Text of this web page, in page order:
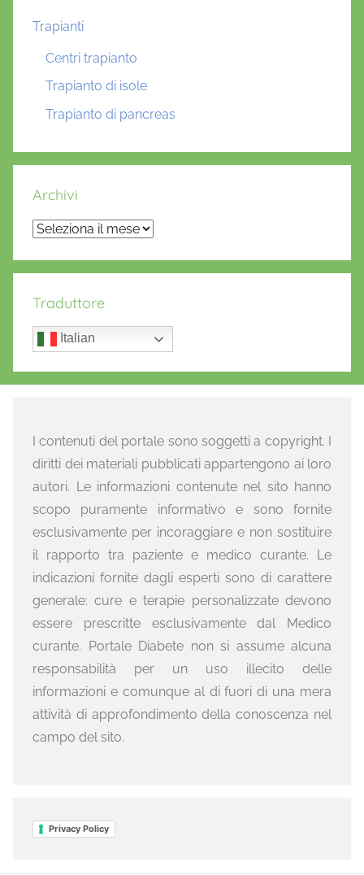
Trapianti
Centri trapianto
Trapianto di isole
Trapianto di pancreas
Archivi
Archivi
Traduttore
Italian
I contenuti del portale sono soggetti a copyright. I
diritti dei materiali pubblicati appartengono ai loro
autori. Le informazioni contenute nel sito hanno
scopo puramente informativo e sono fornite
esclusivamente per incoraggiare e non sostituire
il rapporto tra paziente e medico curante. Le
indicazioni fornite dagli esperti sono di carattere
generale: cure e terapie personalizzate devono
essere prescritte esclusivamente dal Medico
curante. Portale Diabete non si assume alcuna
responsabilità per un uso illecito delle
informazioni e comunque al di fuori di una mera
attività di approfondimento della conoscenza nel
campo del sito.
Privacy Policy